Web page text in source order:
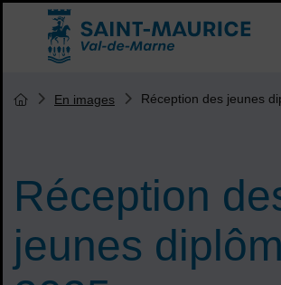
Menu de raccourcis
Accueil ville de Saint-Maurice
Réception
jeunes
Vous êtes ici :
Page d'accueil du site
En images Réception des jeunes